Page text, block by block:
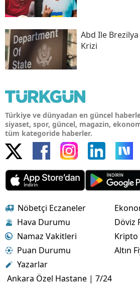
Abd Ile
Krizi
Türkiye ve dünyadan en güncel
siyaset, spor, güncel, magazin,
tüm kategoride haberler.
Nöbetçi Eczaneler
Hava Durumu
Namaz Vakitleri
Puan Durumu
Yazarlar
Ankara Özel Hastane | 7/24
Döviz
Kripto
Altın